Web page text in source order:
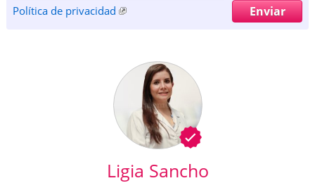
Política de privacidad
Ligia Sancho